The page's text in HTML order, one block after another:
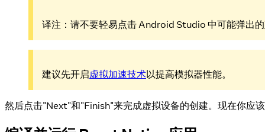
译注：请不要轻易点击 Android Studio 中可能弹出
建议先开启虚拟加速技术以提高模拟器性能。
然后点击"Next"和"Finish"来完成虚拟设备的创建。现在你应